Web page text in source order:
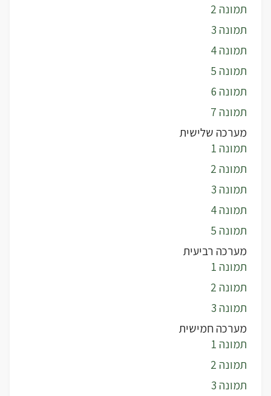
תמונה 2
תמונה 3
תמונה 4
תמונה 5
תמונה 6
תמונה 7
מערכה שלישית
תמונה 1
תמונה 2
תמונה 3
תמונה 4
תמונה 5
מערכה רביעית
תמונה 1
תמונה 2
תמונה 3
מערכה חמישית
תמונה 1
תמונה 2
תמונה 3